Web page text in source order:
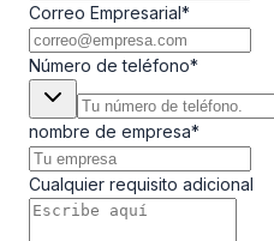
Correo Empresarial*
Número de teléfono*
nombre de empresa*
Cualquier requisito adicional